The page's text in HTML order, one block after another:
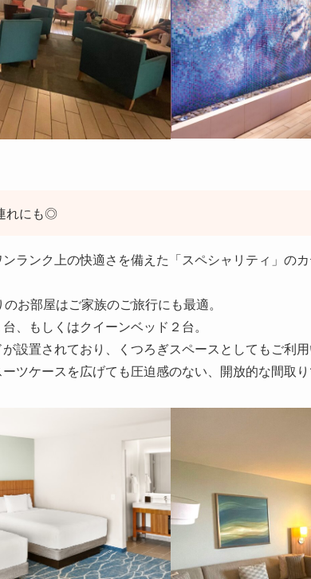
れにも◎
ランク上の快適さを備えた「スペシャリティ」の
お部屋はご家族のご旅行にも最適。
、もしくはクイーンベッド２台。
設置されており、くつろぎスペースとしてもご利用
ツケースを広げても圧迫感のない、開放的な間取り